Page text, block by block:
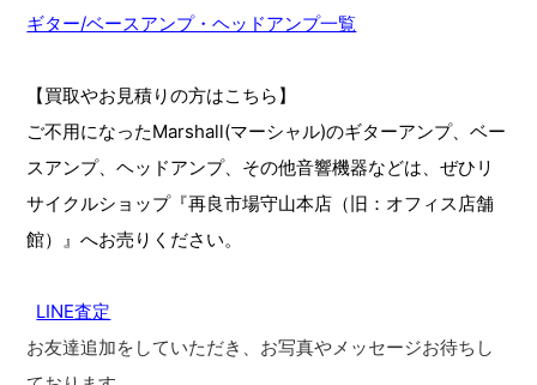
ギター/ベースアンプ・ヘッドアンプ一覧
【買取やお見積りの方はこちら】
ご不用になったMarshall(マーシャル)のギターアンプ、ベー
スアンプ、ヘッドアンプ、その他音響機器などは、ぜひリ
サイクルショップ『再良市場守山本店（旧：オフィス店舗
館）』へお売りください。
LINE査定
お友達追加をしていただき、お写真やメッセージお待ちし